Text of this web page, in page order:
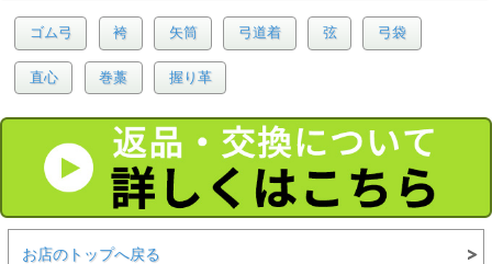
ゴム弓 袴 矢筒 弓道着 弦 弓袋
直心 巻藁 握り革
お店のトップへ戻る